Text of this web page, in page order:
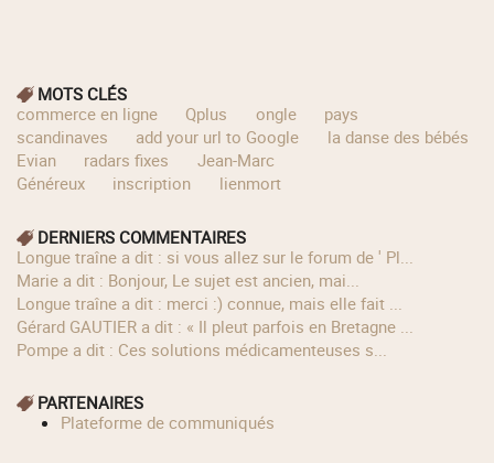
MOTS CLÉS
commerce en ligne
Qplus ongle
pays
scandinaves
add your url to Google
la danse des bébés
Evian
radars fixes
Jean-Marc
Généreux
inscription lienmort
DERNIERS COMMENTAIRES
longue traîne a dit : si vous allez sur le forum de ' Pl...
Marie a dit : Bonjour, Le sujet est ancien, mai...
longue traîne a dit : merci :) connue, mais elle fait ...
Gérard GAUTIER a dit : « Il pleut parfois en Bretagne ...
Pompe a dit : Ces solutions médicamenteuses s...
PARTENAIRES
Plateforme de communiqués